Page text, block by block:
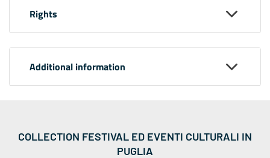
Rights
Additional information
COLLECTION FESTIVAL ED EVENTI CULTURALI IN
PUGLIA